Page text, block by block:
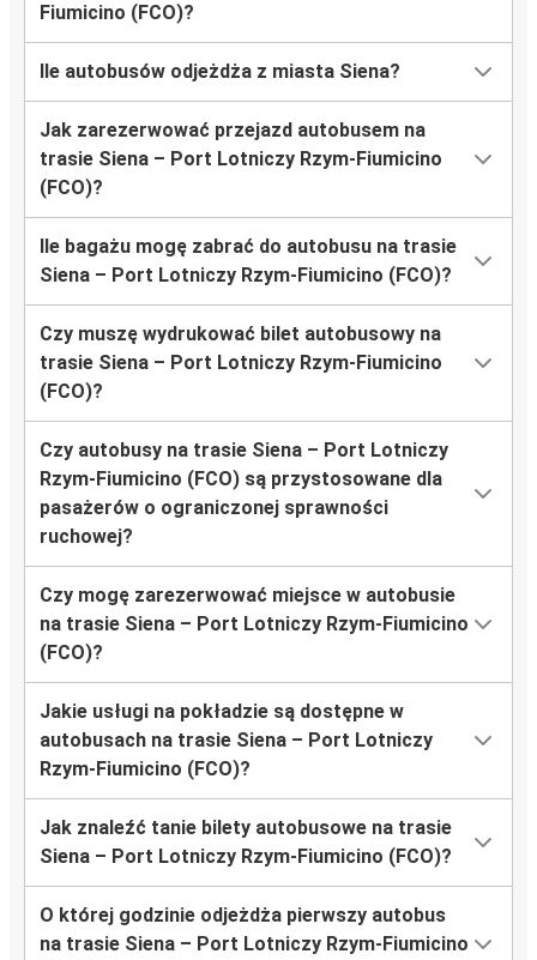
Fiumicino (FCO)?
Ile autobusów odjeżdża z miasta Siena?
Jak zarezerwować przejazd autobusem na
trasie Siena – Port Lotniczy Rzym-Fiumicino
(FCO)?
Ile bagażu mogę zabrać do autobusu na trasie
Siena – Port Lotniczy Rzym-Fiumicino (FCO)?
Czy muszę wydrukować bilet autobusowy na
trasie Siena – Port Lotniczy Rzym-Fiumicino
(FCO)?
Czy autobusy na trasie Siena – Port Lotniczy
Rzym-Fiumicino (FCO) są przystosowane dla
pasażerów o ograniczonej sprawności
ruchowej?
Czy mogę zarezerwować miejsce w autobusie
na trasie Siena – Port Lotniczy Rzym-Fiumicino
(FCO)?
Jakie usługi na pokładzie są dostępne w
autobusach na trasie Siena – Port Lotniczy
Rzym-Fiumicino (FCO)?
Jak znaleźć tanie bilety autobusowe na trasie
Siena – Port Lotniczy Rzym-Fiumicino (FCO)?
O której godzinie odjeżdża pierwszy autobus
na trasie Siena – Port Lotniczy Rzym-Fiumicino